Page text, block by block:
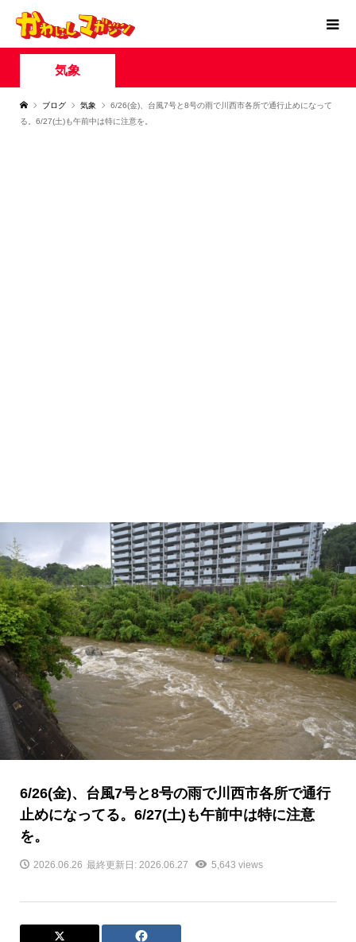
気象
ブログ 気象
6/26(金)、台風7号と8号の雨で川西市各所で通行止めになって
る。6/27(土)も午前中は特に注意を。
6/26(金)、台風7号と8号の雨で川西市各所で通行
止めになってる。6/27(土)も午前中は特に注意
を。
2026.06.26 最終更新日: 2026.06.27 5,643 views